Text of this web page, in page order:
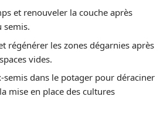
et renouveler la couche après
semis.
régénérer les zones dégarnies après
vides.
dans le potager pour déraciner
mise en place des cultures